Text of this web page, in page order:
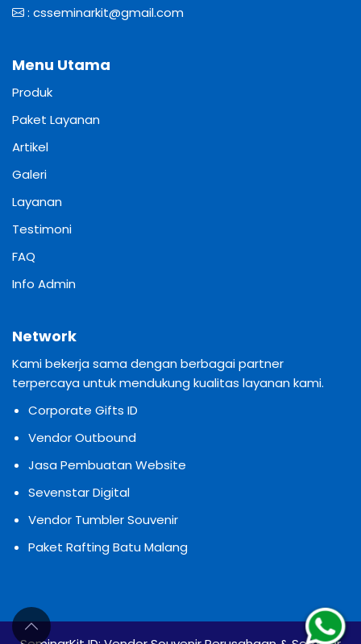
: csseminarkit@gmail.com
Menu Utama
Produk
Paket Layanan
Artikel
Galeri
Layanan
Testimoni
FAQ
Info Admin
Network
Kami bekerja sama dengan berbagai partner
terpercaya untuk mendukung kualitas layanan kami.
Corporate Gifts ID
Vendor Outbound
Jasa Pembuatan Website
Sevenstar Digital
Vendor Tumbler Souvenir
Paket Rafting Batu Malang